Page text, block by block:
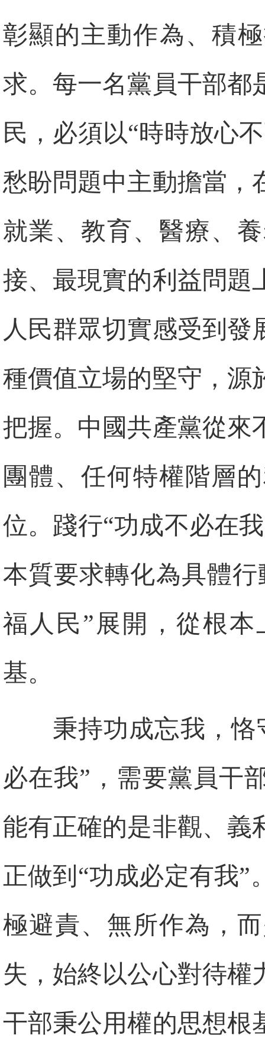
彰顯的主動作為、積
求。每一名黨員干部都
民，必須以“時時放心
愁盼問題中主動擔當，
就業、教育、醫療、
接、最現實的利益問題
人民群眾切實感受到發
種價值立場的堅守，源
把握。中國共產黨從來
團體、任何特權階層
位。踐行“功成不必在
本質要求轉化為具體
福人民”展開，從根
基。
秉持功成忘我，
必在我”，需要黨員干
能有正確的是非觀、義
正做到“功成必定有我”
極避責、無所作為，
失，始終以公心對待權
干部秉公用權的思想根